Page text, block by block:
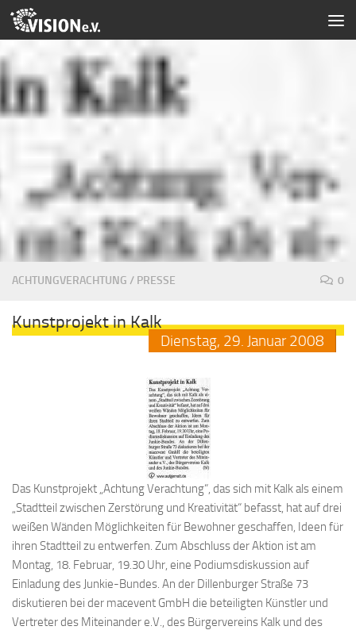
Zum Inhalt springen
ACHTUNGVERACHTUNG / PRESSE 0
Kunstprojekt in Kalk
Dienstag, 29. Januar 2008
Das Kunstprojekt „Achtung Verachtung“, das sich mit Kalk als einem
„Stadtteil zwischen Zerstörung und Kreativität“ befasst, hat auf drei
weißen Wänden Möglichkeiten für Bewohner geschaffen, Ideen für
ihren Stadtteil zu entwerfen. Zum Abschluss der Aktion ist am
Montag, 18. Februar, 19.30 Uhr, eine Podiumsdiskussion auf
Einladung des Junkie-Bundes. An der Dillenburger Straße 73
diskutieren bei der macevent GmbH die beteiligten Künstler und
Vertreter des Miteinander e.V., des Bürgervereins Kalk und des